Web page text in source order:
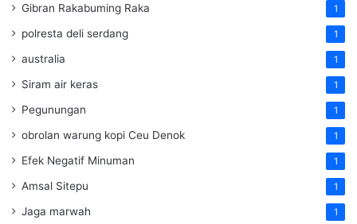
Gibran Rakabuming Raka 1
polresta deli serdang 1
australia 1
Siram air keras 1
Pegunungan 1
obrolan warung kopi Ceu Denok 1
Efek Negatif Minuman 1
Amsal Sitepu 1
Jaga marwah 1